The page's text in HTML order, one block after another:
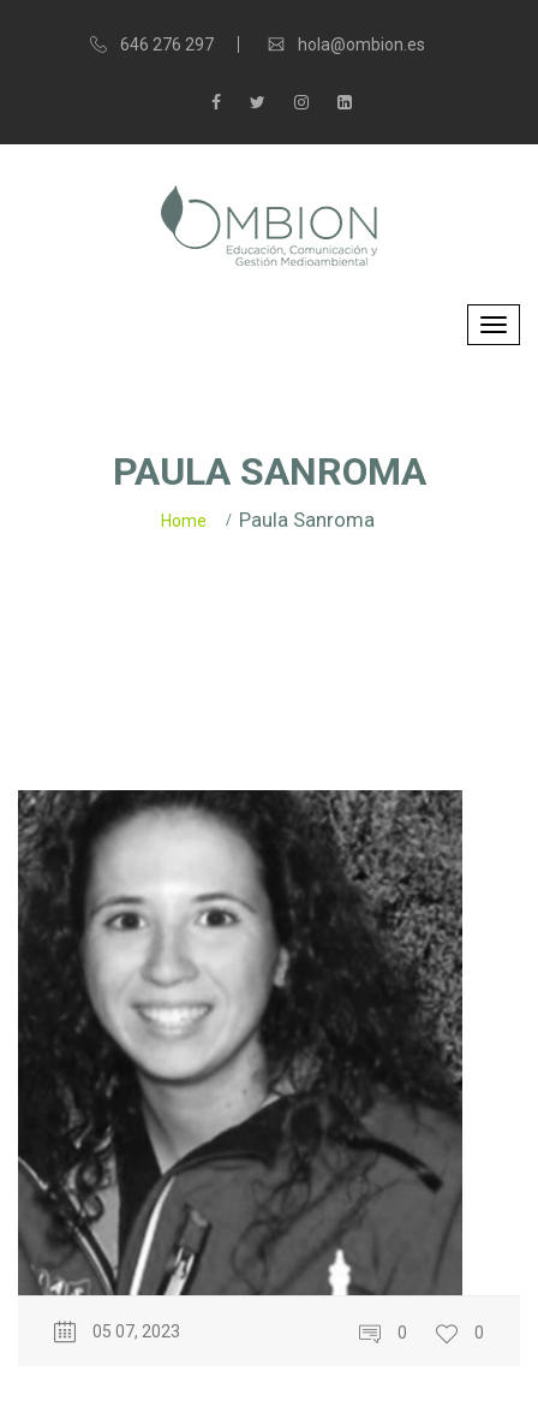
646 276 297 hola@ombion.es
PAULA SANROMA
Home Paula Sanroma
05 07, 2023 0 0